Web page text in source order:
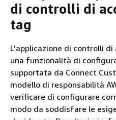
di controlli di
tag
L'applicazione di controlli
una funzionalità di
supportata da Connect
modello di responsabilità
verificare di configurare
modo da soddisfare le